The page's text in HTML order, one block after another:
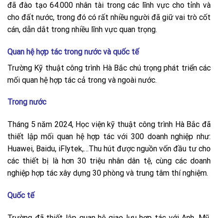
đã đào tạo 64.000 nhân tài trong các lĩnh vực cho tỉnh và
cho đất nước, trong đó có rất nhiều người đã giữ vai trò cốt
cán, dẫn dắt trong nhiều lĩnh vực quan trọng.
Quan hệ hợp tác trong nước và quốc tế
Trường Kỹ thuật công trình Hà Bắc chú trọng phát triển các
mối quan hệ hợp tác cả trong và ngoài nước.
Trong nước
Tháng 5 năm 2024, Học viện kỹ thuật công trình Hà Bắc đã
thiết lập mối quan hệ hợp tác với 300 doanh nghiệp như:
Huawei, Baidu, iFlytek,…Thu hút được nguồn vốn đầu tư cho
các thiết bị là hơn 30 triệu nhân dân tệ, cùng các doanh
nghiệp hợp tác xây dựng 30 phòng và trung tâm thí nghiệm.
Quốc tế